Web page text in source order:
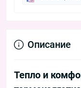
Описание
Тепло и